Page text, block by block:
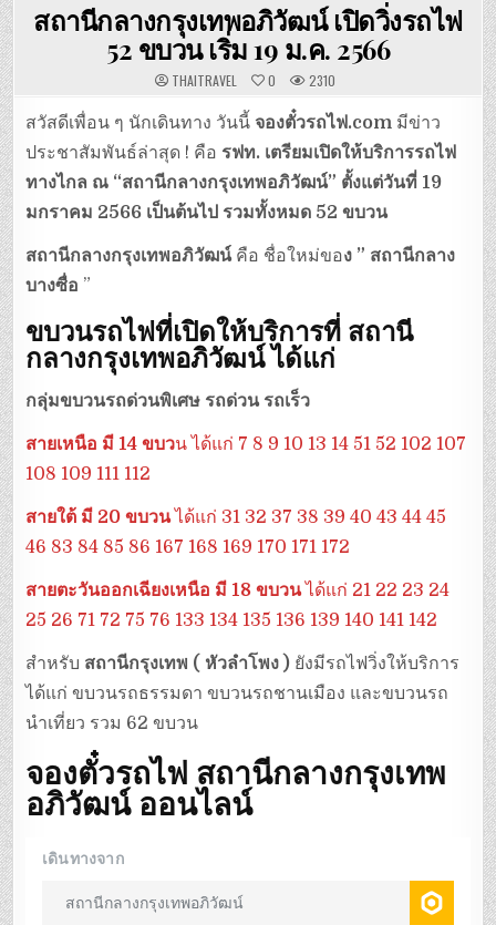
สถานีกลางกรุงเทพอภิวัฒน์ เปิดวิ่งรถไฟ
52 ขบวน เริ่ม 19 ม.ค. 2566
THAITRAVEL 0 2310
สวัสดีเพื่อน ๆ นักเดินทาง วันนี้จองตั๋วรถไฟ.com มีข่าว
ประชาสัมพันธ์ล่าสุด ! คือ รฟท. เตรียมเปิดให้บริการรถไฟ
ทางไกล ณ “สถานีกลางกรุงเทพอภิวัฒน์” ตั้งแต่วันที่ 19
มกราคม 2566 เป็นต้นไป รวมทั้งหมด 52 ขบวน
สถานีกลางกรุงเทพอภิวัฒน์คือ ชื่อใหม่ของ ” สถานีกลาง
บางซื่อ ”
ขบวนรถไฟที่เปิดให้บริการที่ สถานี
กลางกรุงเทพอภิวัฒน์ ได้แก่
กลุ่มขบวนรถด่วนพิเศษ รถด่วน รถเร็ว
สายเหนือ มี 14 ขบวน ได้แก่ 7 8 9 10 13 14 51 52 102 107
108 109 111 112
สายใต้ มี 20 ขบวนได้แก่ 31 32 37 38 39 40 43 44 45
46 83 84 85 86 167 168 169 170 171 172
สายตะวันออกเฉียงเหนือ มี 18 ขบวนได้แก่ 21 22 23 24
25 26 71 72 75 76 133 134 135 136 139 140 141 142
สำหรับ สถานีกรุงเทพ ( หัวลำโพง ) ยังมีรถไฟวิ่งให้บริการ
ได้แก่ ขบวนรถธรรมดา ขบวนรถชานเมือง และขบวนรถ
นำเที่ยว รวม 62 ขบวน
จองตั๋วรถไฟ สถานีกลางกรุงเทพ
อภิวัฒน์ออนไลน์